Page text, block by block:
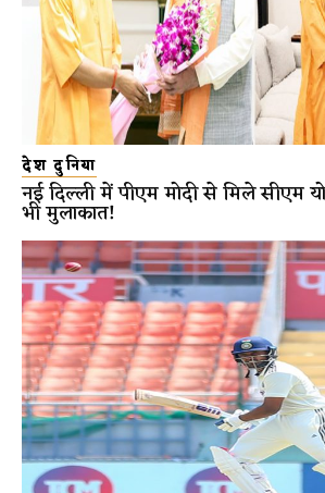
देश दुनिया
नई दिल्ली में पीएम मोदी से मिले सीएम
भी मुलाकात!